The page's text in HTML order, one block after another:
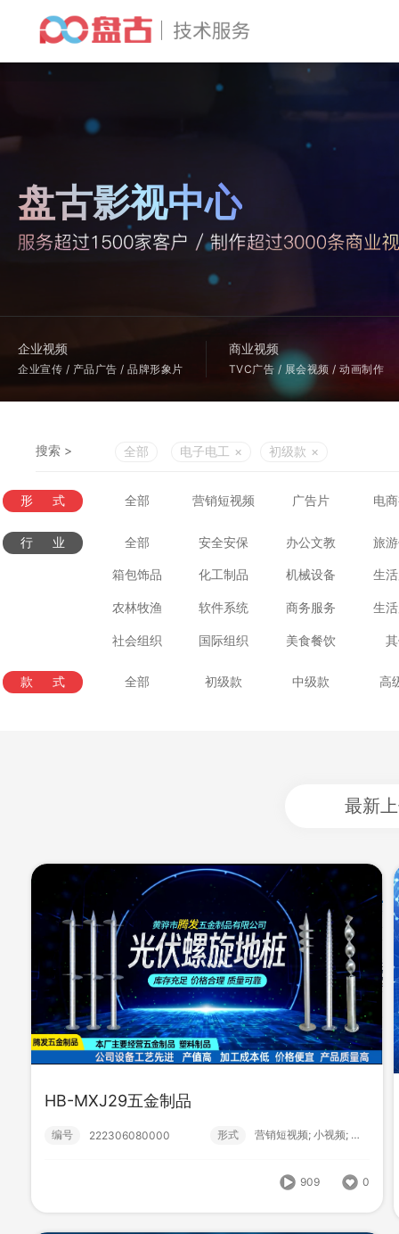
盘古影视中心
企业视频
企业宣传 / 产品广告 / 品牌形象片
商业视频
TVC广告 / 展会视频 / 动画制作
搜索 > 全部 电子电工 × 初级款 ×
形式 全部 营销短视频 广告片 电
行业 全部 安全安保 办公文教 旅
箱包饰品 化工制品 机械设备 生
农林牧渔 软件系统 商务服务 生
社会组织 国际组织 美食餐饮
款式 全部 初级款 中级款 高
最新
0
HB-MXJ29五金制品
编号 222306080000 形式 营销短视频; 小视频; 初级款;
909 0